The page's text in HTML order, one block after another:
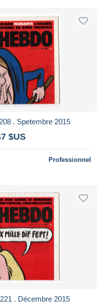
. Spetembre 2015
$US
Professionnel
. Décembre 2015